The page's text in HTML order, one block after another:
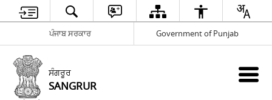
ਪੰਜਾਬ ਸਰਕਾਰ Government of Punjab
ਸੰਗਰੂਰ
SANGRUR